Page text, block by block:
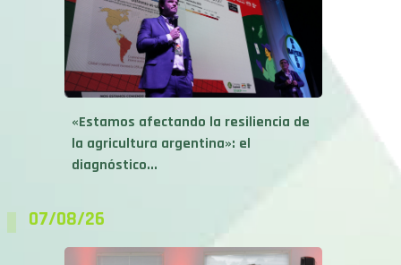
«Estamos afectando la resiliencia de
la agricultura argentina»: el
diagnóstico...
07/08/26